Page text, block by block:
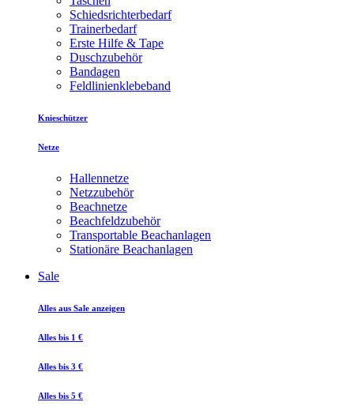
Schiedsrichterbedarf
Trainerbedarf
Erste Hilfe & Tape
Duschzubehör
Bandagen
Feldlinienklebeband
Knieschützer
Netze
Hallennetze
Netzzubehör
Beachnetze
Beachfeldzubehör
Transportable Beachanlagen
Stationäre Beachanlagen
Sale
Alles aus Sale anzeigen
Alles bis 1 €
Alles bis 3 €
Alles bis 5 €